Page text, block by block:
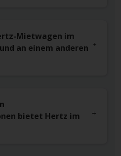
Mietwagen im
an einem anderen
bietet Hertz im